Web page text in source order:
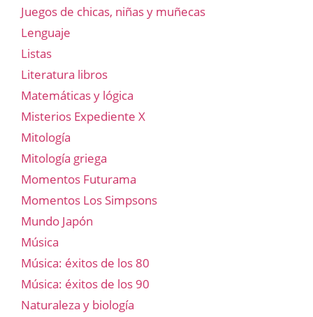
Juegos de chicas, niñas y muñecas
Lenguaje
Listas
Literatura libros
Matemáticas y lógica
Misterios Expediente X
Mitología
Mitología griega
Momentos Futurama
Momentos Los Simpsons
Mundo Japón
Música
Música: éxitos de los 80
Música: éxitos de los 90
Naturaleza y biología